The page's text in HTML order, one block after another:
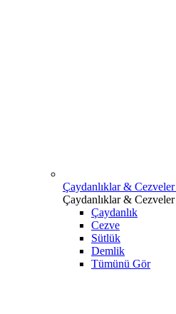
Çaydanlıklar & Cezveler
Çaydanlıklar & Cezveler
Çaydanlık
Cezve
Sütlük
Demlik
Tümünü Gör